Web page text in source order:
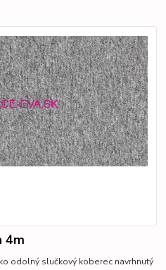
4m
odolný slučkový koberec navrhnutý